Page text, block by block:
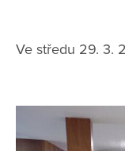
Ve středu 29. 3.